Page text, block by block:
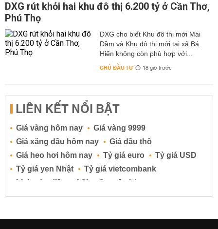
DXG rút khỏi hai khu đô thị 6.200 tỷ ở Cần Thơ,
Phú Thọ
DXG cho biết Khu đô thị mới Mái
Dầm và Khu đô thị mới tại xã Bá
Hiến không còn phù hợp với...
CHỦ ĐẦU TƯ 18 giờ trước
LIÊN KẾT NỔI BẬT
Giá vàng hôm nay
Giá vàng 9999
Giá xăng dầu hôm nay
Giá dầu thô
Giá heo hơi hôm nay
Tỷ giá euro
Tỷ giá USD
Tỷ giá yen Nhật
Tỷ giá vietcombank
Lịch cúp điện
Lãi suất ngân hàng
Lãi suất tiết kiệm
Lãi suất tiền gửi